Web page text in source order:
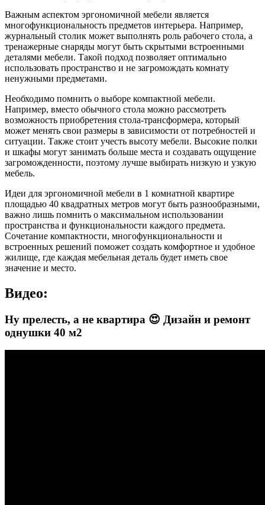
Важным аспектом эргономичной мебели является
многофункциональность предметов интерьера. Например,
журнальный столик может выполнять роль рабочего стола, а
тренажерные снаряды могут быть скрытыми встроенными
деталями мебели. Такой подход позволяет оптимально
использовать пространство и не загромождать комнату
ненужными предметами.
Необходимо помнить о выборе компактной мебели.
Например, вместо обычного стола можно рассмотреть
возможность приобретения стола-трансформера, который
может менять свои размеры в зависимости от потребностей и
ситуации. Также стоит учесть высоту мебели. Высокие полки
и шкафы могут занимать больше места и создавать ощущение
загроможденности, поэтому лучше выбирать низкую и узкую
мебель.
Идеи для эргономичной мебели в 1 комнатной квартире
площадью 40 квадратных метров могут быть разнообразными,
важно лишь помнить о максимальном использовании
пространства и функциональности каждого предмета.
Сочетание компактности, многофункциональности и
встроенных решений поможет создать комфортное и удобное
жилище, где каждая мебельная деталь будет иметь свое
значение и место.
Видео:
Ну прелесть, а не квартира 😍 Дизайн и ремонт
однушки 40 м2